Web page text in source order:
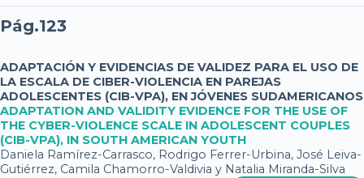
Pág.123
ADAPTACIÓN Y EVIDENCIAS DE VALIDEZ PARA EL USO DE
LA ESCALA DE CIBER-VIOLENCIA EN PAREJAS
ADOLESCENTES (CIB-VPA), EN JÓVENES SUDAMERICANOS
ADAPTATION AND VALIDITY EVIDENCE FOR THE USE OF
THE CYBER-VIOLENCE SCALE IN ADOLESCENT COUPLES
(CIB-VPA), IN SOUTH AMERICAN YOUTH
Daniela Ramírez-Carrasco, Rodrigo Ferrer-Urbina, José Leiva-
Gutiérrez, Camila Chamorro-Valdivia y Natalia Miranda-Silva